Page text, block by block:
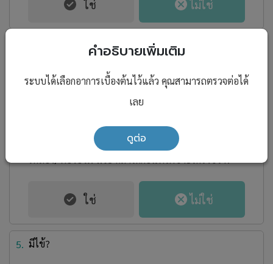
น้ำหนักลดฮวบ?
ปวดเสียวหรือเสียดแน่นบริเวณชายโครงขวาทุกวัน นาน
เป็นสัปดาห์ ๆ และมีอาการอ่อนล้า? ร่วมกับ
เหลือง) ท้องบวมหรือคลำได้ก้อนที่ใต้ชายโครงขวา?
5. มีไข้?
คำอธิบายเพิ่มเติม
ระบบได้เลือกอาการเบื้องต้นไว้แล้ว คุณสามารถตรวจต่อได้
เลย
ดูต่อ